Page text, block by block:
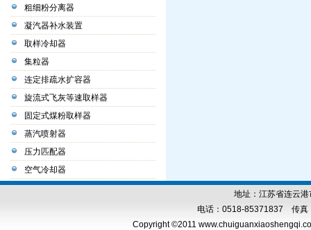
粗细粉分离器
凝汽器补水装置
取样冷却器
集粒器
连定排疏水扩容器
旋流式飞灰等速取样器
固定式煤粉取样器
蒸汽喷射器
压力匹配器
空气冷却器
地址：江苏省连云
电话：0518-85371837 传
Copyright ©2011